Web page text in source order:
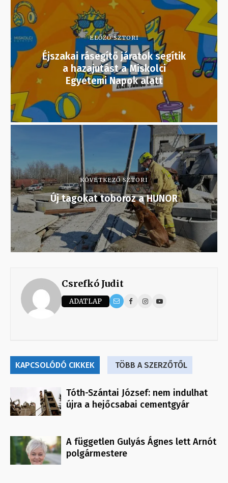
ELŐZŐ SZTORI
Éjszakai rásegítő járatok segítik
a hazajutást a Miskolci
Egyetemi Napok alatt
KÖVETKEZŐ SZTORI
Új tagokat toboroz a HUNOR
Csrefkó Judit
ADATLAP
KAPCSOLÓDÓ CIKKEK TÖBB A SZERZŐTŐL
Tóth-Szántai József: nem indulhat
újra a hejőcsabai cementgyár
A független Gulyás Ágnes lett Arnót
polgármestere